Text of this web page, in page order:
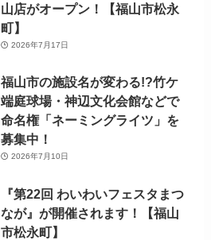
山店がオープン！【福山市松永
町】
2026年7月17日
福山市の施設名が変わる!?竹ケ
端庭球場・神辺文化会館などで
命名権「ネーミングライツ」を
募集中！
2026年7月10日
『第22回 わいわいフェスタまつ
なが』が開催されます！【福山
市松永町】